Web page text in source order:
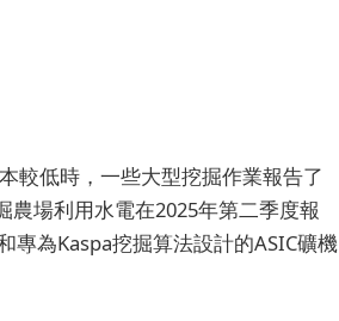
較低時，一些大型挖掘作業報告了
場利用水電在2025年第二季度報
專為Kaspa挖掘算法設計的ASIC礦機